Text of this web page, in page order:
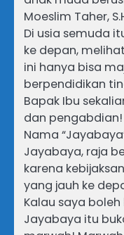
Moeslim Taher,
Di usia semuda
ke depan,
ini hanya bisa
berpendidikan
Bapak Ibu
dan pengabdian!
Nama
Jayabaya, raja
karena
yang jauh ke
Kalau saya
Jayabaya itu